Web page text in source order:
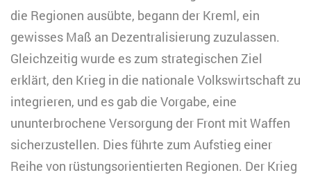
die Regionen ausübte, begann der Kreml, ein
gewisses Maß an Dezentralisierung zuzulassen.
Gleichzeitig wurde es zum strategischen Ziel
erklärt, den Krieg in die nationale Volkswirtschaft zu
integrieren, und es gab die Vorgabe, eine
ununterbrochene Versorgung der Front mit Waffen
sicherzustellen. Dies führte zum Aufstieg einer
Reihe von rüstungsorientierten Regionen. Der Krieg